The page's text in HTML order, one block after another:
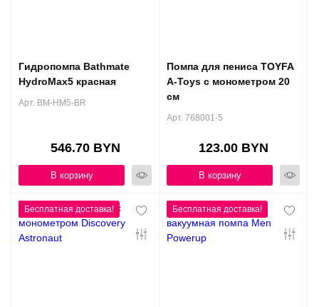
Гидропомпа Bathmate
HydroMax5 красная
Арт. BM-HM5-BR
546.70 BYN
В корзину
Помпа для пениса TOYFA
A-Toys с монометром 20
см
Арт. 768001-5
123.00 BYN
В корзину